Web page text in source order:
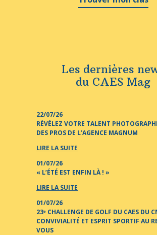
Les dernières
du CAES Mag
22/07/26
RÉVÉLEZ VOTRE TALENT
DES PROS DE L’AGENCE MAGNUM
LIRE LA SUITE
01/07/26
« L’ÉTÉ EST ENFIN LÀ ! »
LIRE LA SUITE
01/07/26
23ᵉ CHALLENGE DE GOLF DU CAES DU
CONVIVIALITÉ ET ESPRIT SPORTIF AU
VOUS